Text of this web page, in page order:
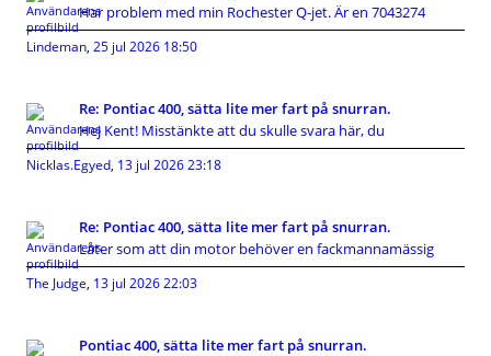
Har problem med min Rochester Q-jet. Är en 7043274
Lindeman, 25 jul 2026 18:50
Re: Pontiac 400, sätta lite mer fart på snurran.
Hej Kent! Misstänkte att du skulle svara här, du
Nicklas.Egyed, 13 jul 2026 23:18
Re: Pontiac 400, sätta lite mer fart på snurran.
Låter som att din motor behöver en fackmannamässig
The Judge, 13 jul 2026 22:03
Pontiac 400, sätta lite mer fart på snurran.